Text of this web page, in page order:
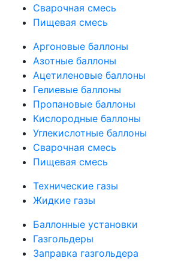
Сварочная смесь
Пищевая смесь
Аргоновые баллоны
Азотные баллоны
Ацетиленовые баллоны
Гелиевые баллоны
Пропановые баллоны
Кислородные баллоны
Углекислотные баллоны
Сварочная смесь
Пищевая смесь
Технические газы
Жидкие газы
Баллонные установки
Газгольдеры
Заправка газгольдера